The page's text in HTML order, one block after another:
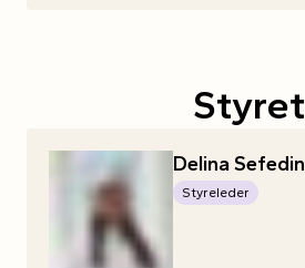
Styret
DelinaSefedin
Styreleder